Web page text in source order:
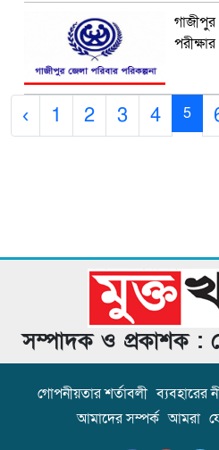
গাজীপুর
‹ 1 2 3 4 5
সম্পাদক ও প্রকাশক
গোপনীয়তার শর্তাবলী ব্যবহারের
আমাদের সম্পর্ক আমরা